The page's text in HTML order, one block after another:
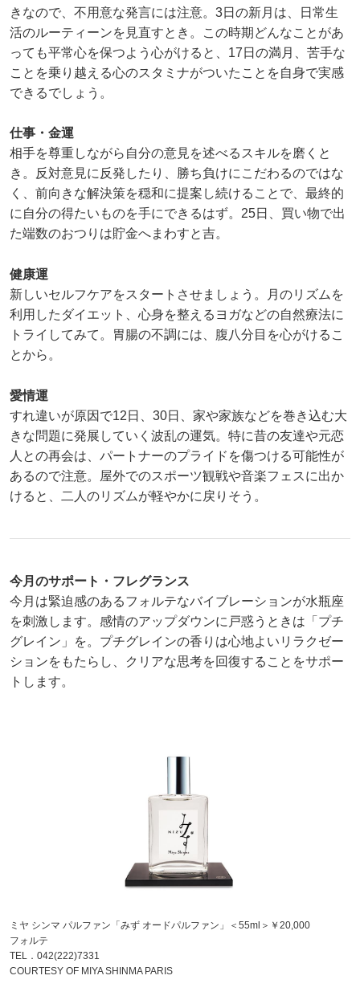
きなので、不用意な発言には注意。3日の新月は、日常生
活のルーティーンを見直すとき。この時期どんなことがあ
っても平常心を保つよう心がけると、17日の満月、苦手な
ことを乗り越える心のスタミナがついたことを自身で実感
できるでしょう。
仕事・金運
相手を尊重しながら自分の意見を述べるスキルを磨くと
き。反対意見に反発したり、勝ち負けにこだわるのではな
く、前向きな解決策を穏和に提案し続けることで、最終的
に自分の得たいものを手にできるはず。25日、買い物で出
た端数のおつりは貯金へまわすと吉。
健康運
新しいセルフケアをスタートさせましょう。月のリズムを
利用したダイエット、心身を整えるヨガなどの自然療法に
トライしてみて。胃腸の不調には、腹八分目を心がけるこ
とから。
愛情運
すれ違いが原因で12日、30日、家や家族などを巻き込む大
きな問題に発展していく波乱の運気。特に昔の友達や元恋
人との再会は、パートナーのプライドを傷つける可能性が
あるので注意。屋外でのスポーツ観戦や音楽フェスに出か
けると、二人のリズムが軽やかに戻りそう。
今月のサポート・フレグランス
今月は緊迫感のあるフォルテなバイブレーションが水瓶座
を刺激します。感情のアップダウンに戸惑うときは「プチ
グレイン」を。プチグレインの香りは心地よいリラクゼー
ションをもたらし、クリアな思考を回復することをサポー
トします。
ミヤ シンマ パルファン「みず オードパルファン」＜55ml＞￥20,000
フォルテ
TEL．042(222)7331
COURTESY OF MIYA SHINMA PARIS